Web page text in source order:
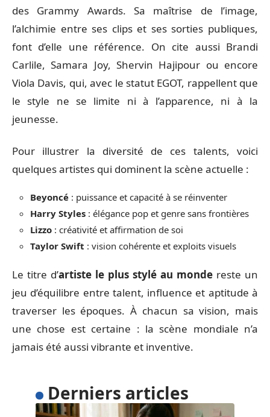
des Grammy Awards. Sa maîtrise de l’image,
l’alchimie entre ses clips et ses sorties publiques,
font d’elle une référence. On cite aussi Brandi
Carlile, Samara Joy, Shervin Hajipour ou encore
Viola Davis, qui, avec le statut EGOT, rappellent que
le style ne se limite ni à l’apparence, ni à la
jeunesse.
Pour illustrer la diversité de ces talents, voici
quelques artistes qui dominent la scène actuelle :
Beyoncé : puissance et capacité à se réinventer
Harry Styles : élégance pop et genre sans frontières
Lizzo : créativité et affirmation de soi
Taylor Swift : vision cohérente et exploits visuels
Le titre d’artiste le plus stylé au monde reste un
jeu d’équilibre entre talent, influence et aptitude à
traverser les époques. À chacun sa vision, mais
une chose est certaine : la scène mondiale n’a
jamais été aussi vibrante et inventive.
Derniers articles